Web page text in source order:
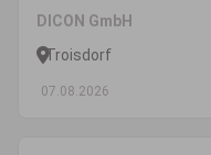
DICON GmbH
Troisdorf
07.08.2026